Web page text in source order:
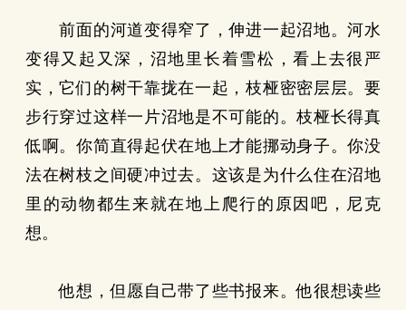
前面的河道变得窄了，伸进一起沼地。河水
变得又起又深，沼地里长着雪松，看上去很严
实，它们的树干靠拢在一起，枝桠密密层层。要
步行穿过这样一片沼地是不可能的。枝桠长得真
低啊。你简直得起伏在地上才能挪动身子。你没
法在树枝之间硬冲过去。这该是为什么住在沼地
里的动物都生来就在地上爬行的原因吧，尼克
想。
他想，但愿自己带了些书报来。他很想读些